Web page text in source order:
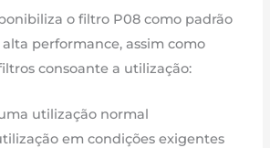
o filtro P08 como padrão
performance, assim como
consoante a utilização:
utilização normal
em condições exigentes